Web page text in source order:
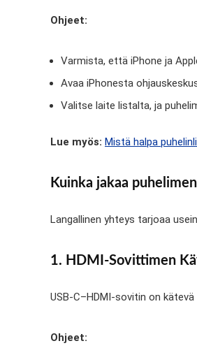
Ohjeet:
Varmista, että iPhone ja
Avaa iPhonesta
Valitse laite listalta, ja
Lue myös: Mistä halpa
Kuinka jakaa
Langallinen yhteys tarjoaa
1. HDMI-Sovittimen
USB-C–HDMI-sovitin on
Ohjeet: